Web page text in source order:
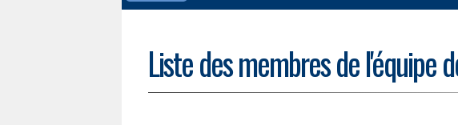
Liste des membres de l'équipe